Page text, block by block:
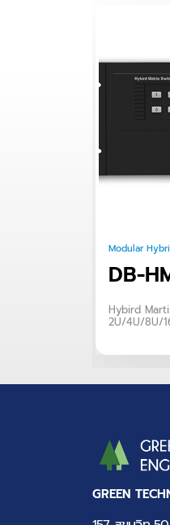
Modular
DB-
Hybird
2U/4U/8U/
GREEN